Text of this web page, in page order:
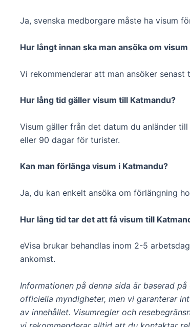
Ja, svenska medborgare måste ha visum
Hur långt innan ska man ansöka om
Vi rekommenderar att man ansöker senast
Hur lång tid gäller visum till Katmandu?
Visum gäller från det datum du anländer
eller 90 dagar för turister.
Kan man förlänga visum i Katmandu?
Ja, du kan enkelt ansöka om förlängning
Hur lång tid tar det att få visum till
eVisa brukar behandlas inom 2-5
ankomst.
Informationen på denna sida är baserad
officiella myndigheter, men vi garanterar
av innehållet. Visumregler och